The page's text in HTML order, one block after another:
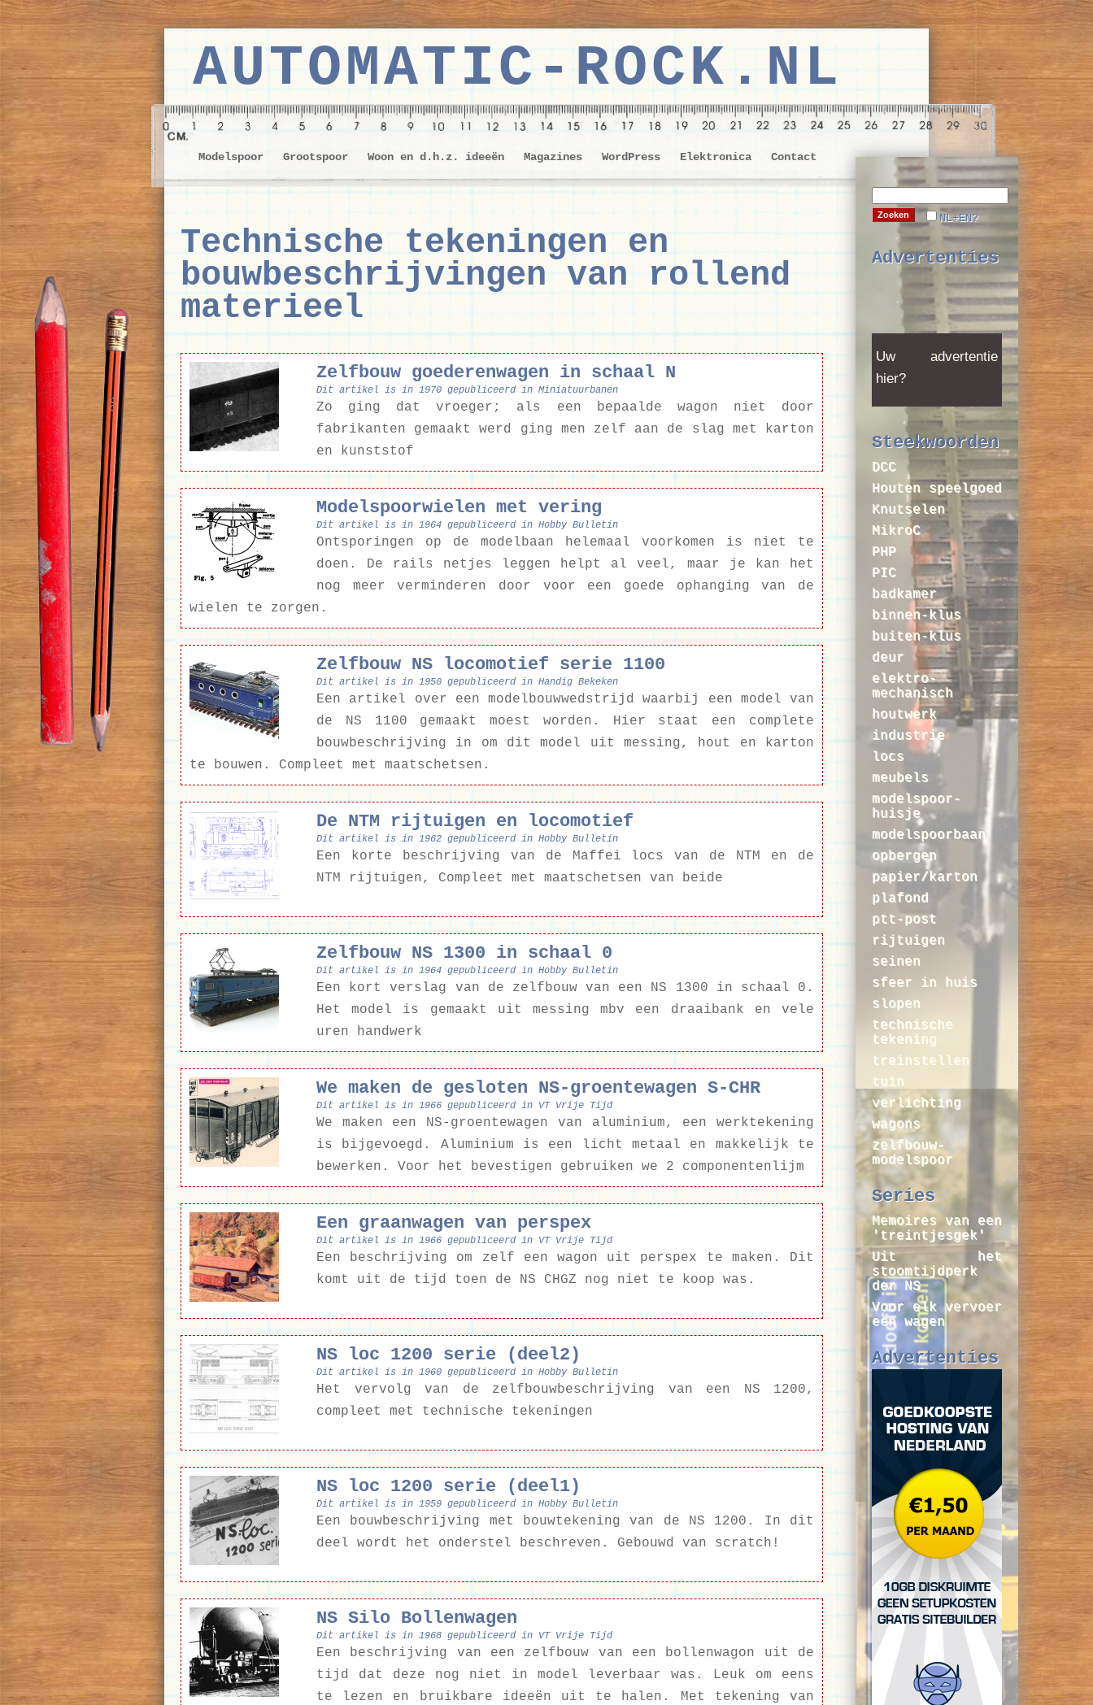
AUTOMATIC-ROCK.NL
Modelspoor Grootspoor Woon en d.h.z. ideeën Magazines WordPress Elektronica Contact
Technische tekeningen en
bouwbeschrijvingen van rollend
materieel
Zelfbouw goederenwagen in schaal N
Dit artikel is in 1970 gepubliceerd in Miniatuurbanen
Zo ging dat vroeger; als een bepaalde wagon niet door
fabrikanten gemaakt werd ging men zelf aan de slag met karton
en kunststof
Modelspoorwielen met vering
Dit artikel is in 1964 gepubliceerd in Hobby Bulletin
Ontsporingen op de modelbaan helemaal voorkomen is niet te
doen. De rails netjes leggen helpt al veel, maar je kan het
nog meer verminderen door voor een goede ophanging van de
wielen te zorgen.
Zelfbouw NS locomotief serie 1100
Dit artikel is in 1950 gepubliceerd in Handig Bekeken
Een artikel over een modelbouwwedstrijd waarbij een model van
de NS 1100 gemaakt moest worden. Hier staat een complete
bouwbeschrijving in om dit model uit messing, hout en karton
te bouwen. Compleet met maatschetsen.
De NTM rijtuigen en locomotief
Dit artikel is in 1962 gepubliceerd in Hobby Bulletin
Een korte beschrijving van de Maffei locs van de NTM en de
NTM rijtuigen, Compleet met maatschetsen van beide
Zelfbouw NS 1300 in schaal 0
Dit artikel is in 1964 gepubliceerd in Hobby Bulletin
Een kort verslag van de zelfbouw van een NS 1300 in schaal 0.
Het model is gemaakt uit messing mbv een draaibank en vele
uren handwerk
We maken de gesloten NS-groentewagen S-CHR
Dit artikel is in 1966 gepubliceerd in VT Vrije Tijd
We maken een NS-groentewagen van aluminium, een werktekening
is bijgevoegd. Aluminium is een licht metaal en makkelijk te
bewerken. Voor het bevestigen gebruiken we 2 componentenlijm
Een graanwagen van perspex
Dit artikel is in 1966 gepubliceerd in VT Vrije Tijd
Een beschrijving om zelf een wagon uit perspex te maken. Dit
komt uit de tijd toen de NS CHGZ nog niet te koop was.
NS loc 1200 serie (deel2)
Dit artikel is in 1960 gepubliceerd in Hobby Bulletin
Het vervolg van de zelfbouwbeschrijving van een NS 1200,
compleet met technische tekeningen
NS loc 1200 serie (deel1)
Dit artikel is in 1959 gepubliceerd in Hobby Bulletin
Een bouwbeschrijving met bouwtekening van de NS 1200. In dit
deel wordt het onderstel beschreven. Gebouwd van scratch!
NS Silo Bollenwagen
Dit artikel is in 1968 gepubliceerd in VT Vrije Tijd
Een beschrijving van een zelfbouw van een bollenwagon uit de
tijd dat deze nog niet in model leverbaar was. Leuk om eens
te lezen en bruikbare ideeën uit te halen. Met tekening van
NL+EN?
Advertenties
Uw advertentie
hier?
Steekwoorden
DCC
Houten speelgoed
Knutselen
MikroC
PHP
PIC
badkamer
binnen-klus
buiten-klus
deur
elektro-
mechanisch
houtwerk
industrie
locs
meubels
modelspoor-
huisje
modelspoorbaan
opbergen
papier/karton
plafond
ptt-post
rijtuigen
seinen
sfeer in huis
slopen
technische
tekening
treinstellen
tuin
verlichting
wagons
zelfbouw-
modelspoor
Series
Memoires van een
'treintjesgek'
Uit het
stoomtijdperk
der NS
Voor elk vervoer
een wagen
Advertenties